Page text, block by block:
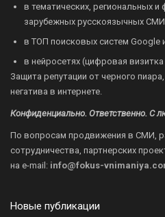
в тематических, региональных
зарубежных русскоязычных
в ТОП поисковых систем Google
в нейросетях (цифровая визитка
Защита репутации от черного
негатива в интернете.
Конфиденциально. Ответственно. С
По вопросам продвижения в СМИ,
сотрудничества, партнерских
на e-mail: info@fokus-
Новые публикации